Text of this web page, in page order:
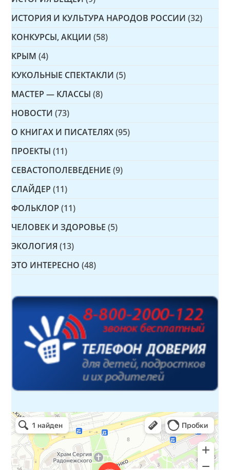
ИСТОРИЯ И КУЛЬТУРА НАРОДОВ РОССИИ (32)
КОНКУРСЫ, АКЦИИ (58)
КРЫМ (4)
КУКОЛЬНЫЕ СПЕКТАКЛИ (5)
МАСТЕР — КЛАССЫ (8)
НОВОСТИ (73)
О КНИГАХ И ПИСАТЕЛЯХ (95)
ПРОЕКТЫ (11)
СЕВАСТОПОЛЕВЕДЕНИЕ (9)
СЛАЙДЕР (11)
ФОЛЬКЛОР (11)
ЧЕЛОВЕК И ЗДОРОВЬЕ (5)
ЭКОЛОГИЯ (13)
ЭТО ИНТЕРЕСНО (48)
Детская библиотека № 14 Дружбы народов
Библиотека в Севастополе